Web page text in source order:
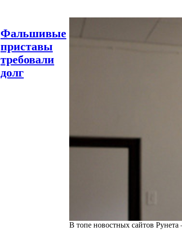
Фальшивые
приставы
требовали
долг
В топе новостных сайтов Рунета